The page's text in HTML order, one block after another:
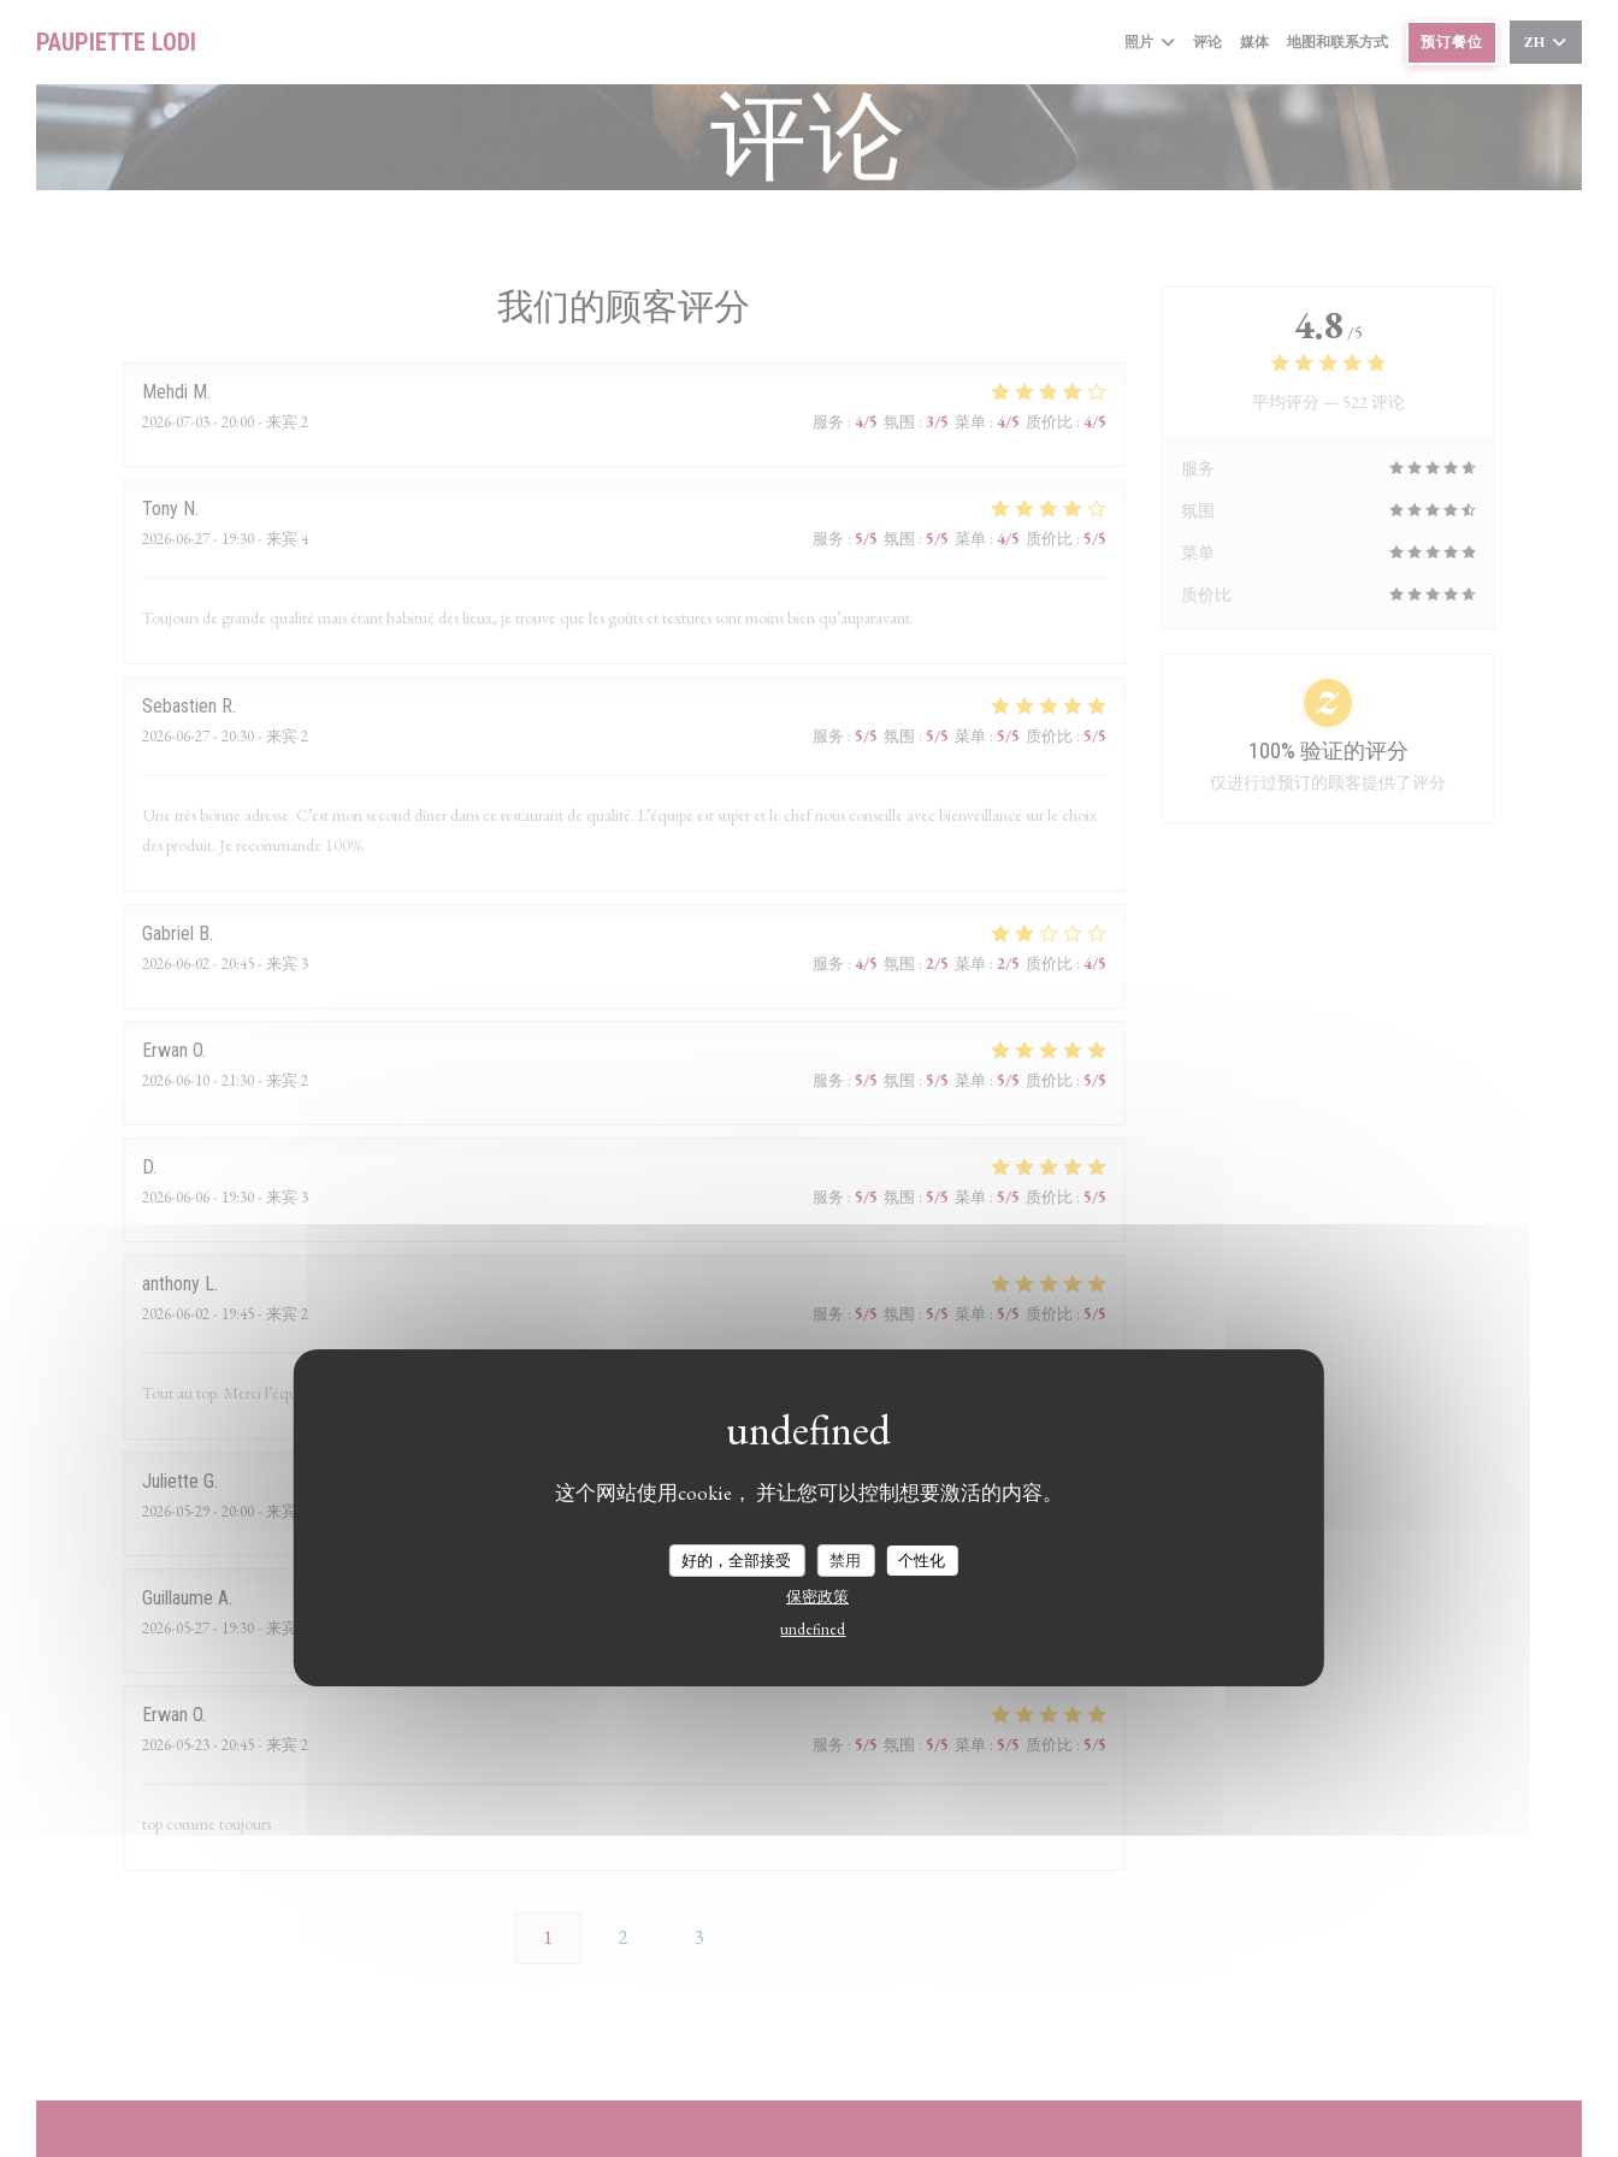
这个网站使用cookie， 并让您可以控制想要激活的内容。
好的，全部接受 禁用
个性化
保密政策
undefined
PAUPIETTE LODI 照片 评论 媒体 地图和联系方式 预订餐位 ZH
评论
我们的顾客评分
Mehdi M
2026-07-03 - 20:00 - 来宾 2 服务 : 4/5 氛围 : 3/5 菜单: 4/5 质价比 : 4/5
Tony N
2026-06-27 - 19:30 - 来宾 4 服务 : 5/5 氛围 : 5/5 菜单: 4/5 质价比 : 5/5
Toujours de grande qualité mais étant habitué des lieux, je trouve que les goûts et textures sont moins bien qu’auparavant.
Sebastien R
2026-06-27 - 20:30 - 来宾 2 服务 : 5/5 氛围 : 5/5 菜单: 5/5 质价比 : 5/5
Une très bonne adresse. C’est mon second dîner dans ce restaurant de qualité. L’équipe est super et le chef nous conseille avec bienveillance sur le choix
des produit. Je recommande 100%
Gabriel B
2026-06-02 - 20:45 - 来宾 3 服务 : 4/5 氛围 : 2/5 菜单: 2/5 质价比 : 4/5
Erwan O
2026-06-10 - 21:30 - 来宾 2 服务 : 5/5 氛围 : 5/5 菜单: 5/5 质价比 : 5/5
D
2026-06-06 - 19:30 - 来宾 3 服务 : 5/5 氛围 : 5/5 菜单: 5/5 质价比 : 5/5
anthony L
2026-06-02 - 19:45 - 来宾 2 服务 : 5/5 氛围 : 5/5 菜单 : 5/5 质价比 : 5/5
Tout au top. Merci l’équipe.
Juliette G
2026-05-29 - 20:00 - 来宾 2
Guillaume A
2026-05-27 - 19:30 - 来宾 3 服务:
Erwan O
2026-05-23 - 20:45 - 来宾 2 服务 : 5/5 氛围 : 5/5 菜单 : 5/5 质价比 : 5/5
top comme toujours
1 2 3
4.8 /5
平均评分 — 522 评论
服务
氛围
菜单
质价比
100% 验证的评分
仅进行过预订的顾客提供了评分